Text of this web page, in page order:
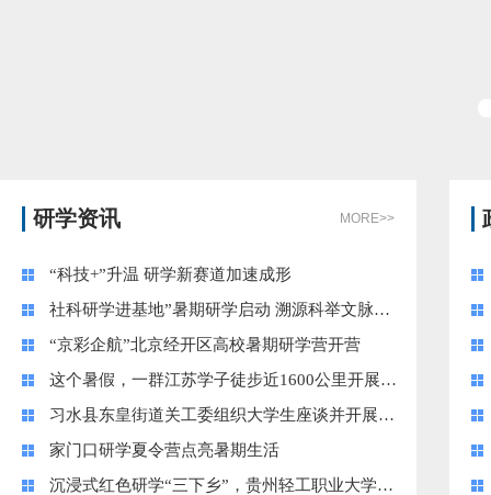
研学资讯 MORE>>
“科技+”升温 研学新赛道加速成形
社科研学进基地”暑期研学启动 溯源科举文脉，体验非遗匠心
“京彩企航”北京经开区高校暑期研学营开营
这个暑假，一群江苏学子徒步近1600公里开展红色研学
习水县东皇街道关工委组织大学生座谈并开展生态研学实践活动
家门口研学夏令营点亮暑期生活
沉浸式红色研学“三下乡”，贵州轻工职业大学实践团重走长征路